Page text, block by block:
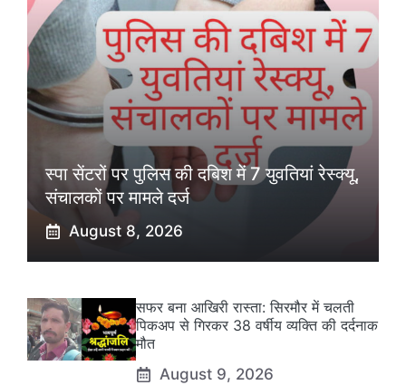
स्पा सेंटरों पर पुलिस की दबिश में 7 युवतियां रेस्क्यू,
संचालकों पर मामले दर्ज
August 8, 2026
सफर बना आखिरी रास्ता: सिरमौर में चलती
पिकअप से गिरकर 38 वर्षीय व्यक्ति की दर्दनाक
मौत
August 9, 2026